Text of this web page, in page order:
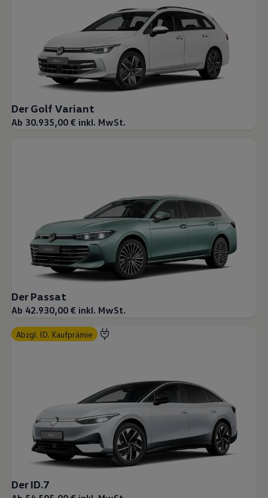
Der Golf Variant
Ab 30.935,00 € inkl. MwSt.
Der Passat
Ab 42.930,00 € inkl. MwSt.
abzgl. ID. Kaufprämie
Der ID.7